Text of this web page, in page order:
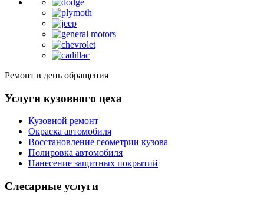
Ремонт в день обращения
Услуги кузовного цеха
Кузовной ремонт
Окраска автомобиля
Восстановление геометрии кузова
Полировка автомобиля
Нанесение защитных покрытий
Слесарные услуги